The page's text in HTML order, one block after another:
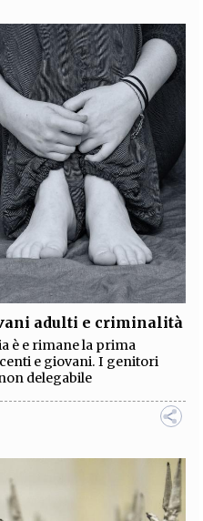
adulti e criminalità
è e rimane la prima
e giovani. I genitori
delegabile